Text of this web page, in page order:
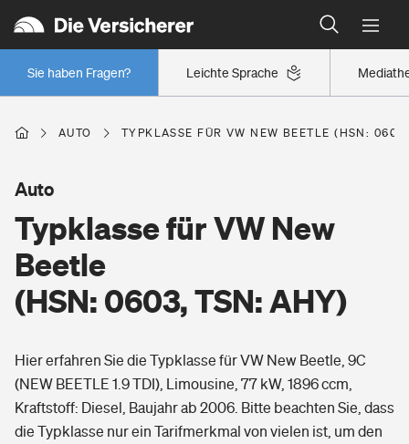
Leichte Sprache
Sie haben Fragen?
Wer versichert was: Jetzt Versicherer finden
Regionalklassen: So ist Ihre Region eingestuft
Wer versichert was: Jetzt Versicherer finden
Berufsunfähigkeitsversicherung
Arbeitsrechtsschutz
Berufshaftpflichtversicherung
Wohnen
Wohngebäudeversicherung
Hausratversicherung
Elementarversicherung
Pri­vate Haft­pflicht­
Rechts­schutz­ver­si­che­rung
Gesundheit
AUTO TYPKLASSE FÜR VW NEW BEETLE (HSN:
Typklasse für VW New
Beetle
(HSN: 0603, TSN: AHY)
Auto
Hier erfahren Sie die Typklasse für VW New Beetle, 9C
(NEW BEETLE 1.9 TDI), Limousine, 77 kW, 1896 ccm,
Kraftstoff: Diesel, Baujahr ab 2006. Bitte beachten Sie, dass
die Typklasse nur ein Tarifmerkmal von vielen ist, um den